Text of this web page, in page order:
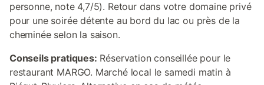
personne, note 4,7/5). Retour dans votre domaine privé
pour une soirée détente au bord du lac ou près de la
cheminée selon la saison.
Conseils pratiques: Réservation conseillée pour le
restaurant MARGO. Marché local le samedi matin à